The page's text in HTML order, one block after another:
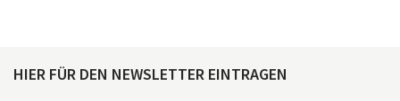
HIER FÜR DEN NEWSLETTER EINTRAGEN